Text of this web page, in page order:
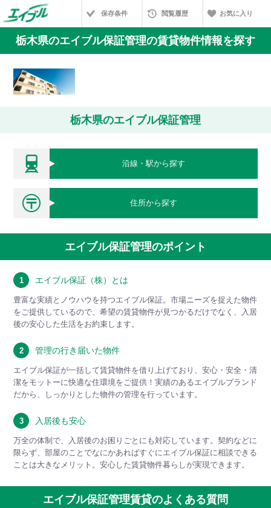
保存条件 閲覧履歴 お気に入り
栃木県のエイブル保証管理の賃貸物件情報を探す
栃木県のエイブル保証管理
沿線・駅から探す
住所から探す
エイブル保証管理のポイント
1 エイブル保証（株）とは
豊富な実績とノウハウを持つエイブル保証。市場ニーズを捉えた物件
をご提供しているので、希望の賃貸物件が見つかるだけでなく、入居
後の安心した生活をお約束します。
2 管理の行き届いた物件
エイブル保証が一括して賃貸物件を借り上げており、安心・安全・清
潔をモットーに快適な住環境をご提供！実績のあるエイブルブランド
だから、しっかりとした物件の管理を行っています。
3 入居後も安心
万全の体制で、入居後のお困りごとにも対応しています。契約などに
限らず、部屋のことでなにかあればすぐにエイブル保証に相談できる
ことは大きなメリット。安心した賃貸物件暮らしが実現できます。
エイブル保証管理賃貸のよくある質問